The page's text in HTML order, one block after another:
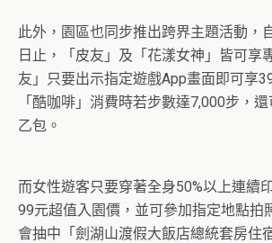
此外，園區也同步推出跨界主題活動，
日止，「皮友」及「花漾女神」皆可享
友」只要出示指定遊戲App畫面即可享
「酷咖啡」消費時若步數達7,000步，
乙包。
而女性遊客只要穿著全身50%以上連續
99元超值入園價，並可參加指定地點拍
會抽中「劍湖山渡假大飯店總統套房住